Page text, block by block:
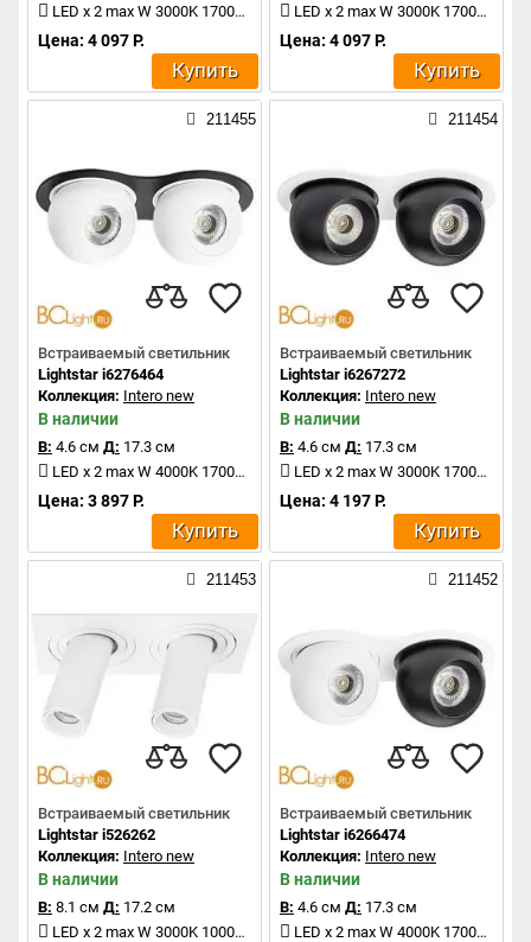
LED x 2 max W 3000K 1700Lm
Цена: 4 097 Р.
Купить
LED x 2 max W 3000K 1700Lm
Цена: 4 097 Р.
Купить
211455
Встраиваемый светильник
Lightstar i6276464
Коллекция: Intero new
В наличии
В: 4.6 см Д: 17.3 см
LED x 2 max W 4000K 1700Lm
Цена: 3 897 Р.
Купить
211454
Встраиваемый светильник
Lightstar i6267272
Коллекция: Intero new
В наличии
В: 4.6 см Д: 17.3 см
LED x 2 max W 3000K 1700Lm
Цена: 4 197 Р.
Купить
211453
Встраиваемый светильник
Lightstar i526262
Коллекция: Intero new
В наличии
В: 8.1 см Д: 17.2 см
LED x 2 max W 3000K 1000Lm
211452
Встраиваемый светильник
Lightstar i6266474
Коллекция: Intero new
В наличии
В: 4.6 см Д: 17.3 см
LED x 2 max W 4000K 1700Lm